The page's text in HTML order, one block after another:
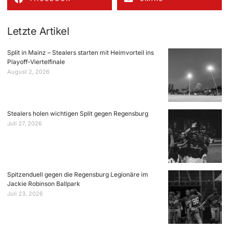
Letzte Artikel
Split in Mainz – Stealers starten mit Heimvorteil ins
Playoff-Viertelfinale
August 2, 2026
Stealers holen wichtigen Split gegen Regensburg
Juli 27, 2026
Spitzenduell gegen die Regensburg Legionäre im
Jackie Robinson Ballpark
Juli 23, 2026